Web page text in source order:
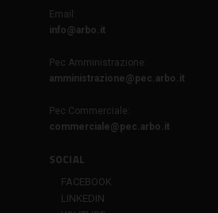
Email:
info@arbo.it
Pec Amministrazione:
amministrazione@pec.arbo.it
Pec Commerciale:
commerciale@pec.arbo.it
SOCIAL
FACEBOOK
LINKEDIN